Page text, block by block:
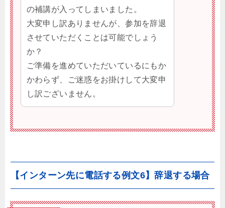
の補講が入ってしまいました。
大変申し訳ありませんが、参加を辞退
させていただくことは可能でしょう
か？
ご準備を進めていただいているにもか
かわらず、ご迷惑をお掛けして大変申
し訳ございません。
【インターン先に電話する例文6】辞退する場合